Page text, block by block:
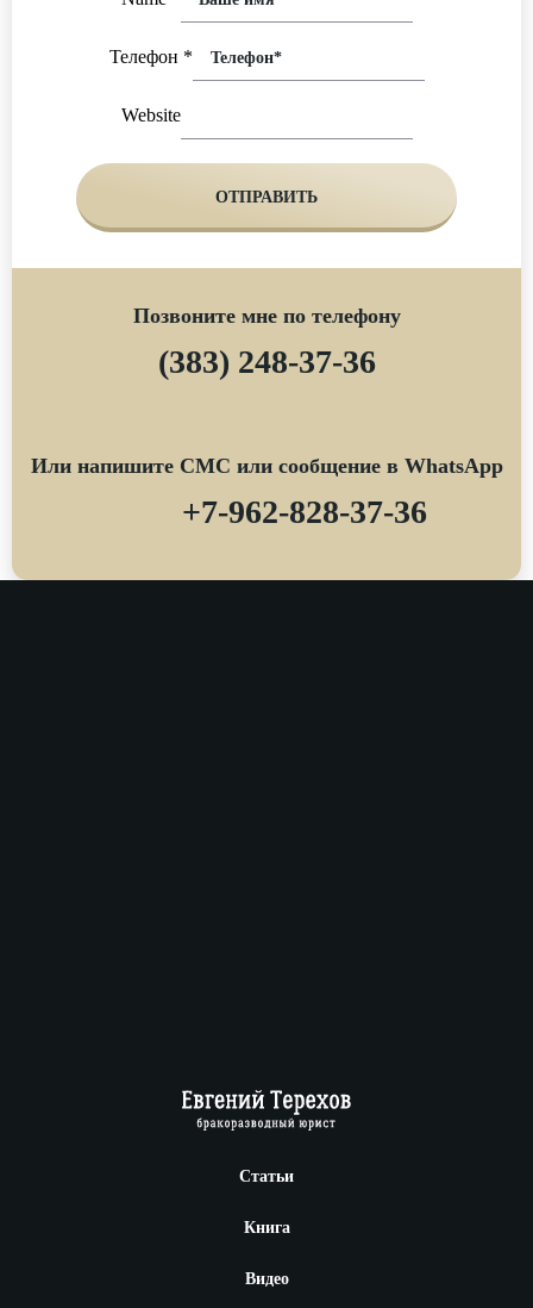
Телефон *
Website
ОТПРАВИТЬ
Позвоните мне по телефону
(383) 248-37-36
Или напишите СМС или сообщение в WhatsApp
+7-962-828-37-36
Статьи
Книга
Видео